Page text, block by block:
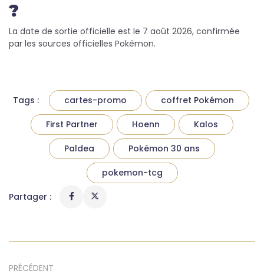
?
La date de sortie officielle est le 7 août 2026, confirmée
par les sources officielles Pokémon.
Tags : cartes-promo coffret Pokémon
First Partner Hoenn Kalos
Paldea Pokémon 30 ans
pokemon-tcg
Partager :
PRÉCÉDENT